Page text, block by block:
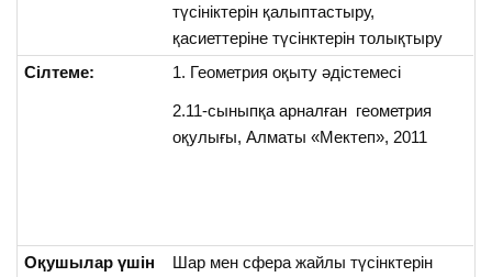
түсініктерін қалыптастыру,
қасиеттеріне түсінктерін толықтыру
Сілтеме:
1. Геометрия оқыту әдістемесі
2.11-сыныпқа арналған геометрия
оқулығы, Алматы «Мектеп», 2011
Оқушылар үшін
Шар мен сфера жайлы түсінктерін